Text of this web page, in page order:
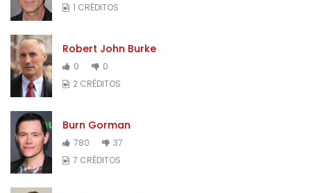
1 CRÉDITOS
Robert John Burke
0
0
2 CRÉDITOS
Burn Gorman
780
37
7 CRÉDITOS